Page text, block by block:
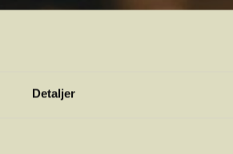
Detaljer
de vigtigste i vores